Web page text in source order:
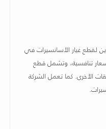
لقطع غيار الأسانسيرات في
تنافسية، وتشمل قطع
الأخرى. كما تعمل الشركة
.